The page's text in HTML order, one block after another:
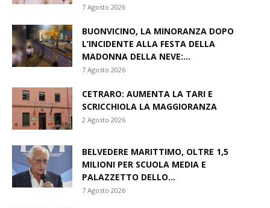
7 Agosto 2026
BUONVICINO, LA MINORANZA DOPO
L’INCIDENTE ALLA FESTA DELLA
MADONNA DELLA NEVE:...
7 Agosto 2026
CETRARO: AUMENTA LA TARI E
SCRICCHIOLA LA MAGGIORANZA
2 Agosto 2026
BELVEDERE MARITTIMO, OLTRE 1,5
MILIONI PER SCUOLA MEDIA E
PALAZZETTO DELLO...
7 Agosto 2026